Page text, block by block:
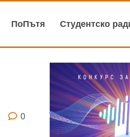
ПоПътя Студентско
0